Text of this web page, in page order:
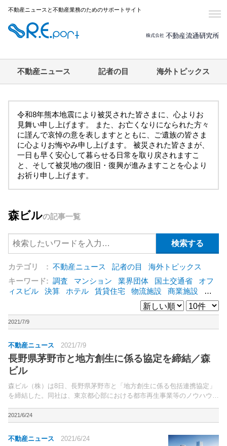
不動産ニュースと不動産業務のためのサポートサイト
不動産ニュース 記者の目 海外トピックス
令和8年熊本地震により被災された皆さまに、心よりお
見舞い申し上げます。 また、お亡くなりになられた方々
に謹んで哀悼の意を表しますとともに、ご遺族の皆さま
に心よりお悔やみ申し上げます。 被災された皆さまが、
一日も早く安心して暮らせる日常を取り戻されますこ
と、そして被災地の復旧・復興が進みますことを心より
お祈り申し上げます。
森ビルの記事一覧
カテゴリ : 不動産ニュース 記者の目
海外トピックス
キーワード: 調査 マンション 業界団体 国土交通省
オフ
ィスビル
決算 ホテル 賃貸住宅 物流施設 商業施設
海
東急不動産 賃料
ア
野村不動産 ZEH [+]
2021/7/9
不動産ニュース 2021/7/9
長野県茅野市と地方創生に係る協定を締結／森
ビル
森ビル（株）は8日、長野県茅野市と「地方創生に係る包括連携協定」
を締結した。同社は、東京都心部における都市再生事業等のノウハウを
づくりや市街地活性化を支援してきた。
2021/6/24
不動産ニュース 2021/6/24